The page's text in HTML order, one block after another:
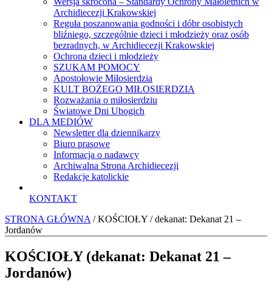
Archidiecezji Krakowskiej
Reguła poszanowania godności i dóbr osobistych
bliźniego, szczególnie dzieci i młodzieży oraz osób
bezradnych, w Archidiecezji Krakowskiej
Ochrona dzieci i młodzieży
SZUKAM POMOCY
Apostołowie Miłosierdzia
KULT BOŻEGO MIŁOSIERDZIA
Rozważania o miłosierdziu
Światowe Dni Ubogich
DLA MEDIÓW
Newsletter dla dziennikarzy
Biuro prasowe
Informacja o nadawcy
Archiwalna Strona Archidiecezji
Redakcje katolickie
KONTAKT
STRONA GŁÓWNA / KOŚCIOŁY / dekanat: Dekanat 21 –
Jordanów
KOŚCIOŁY (dekanat: Dekanat 21 –
Jordanów)